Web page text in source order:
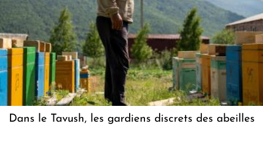
Dans le Tavush, les gardiens discrets des abeilles